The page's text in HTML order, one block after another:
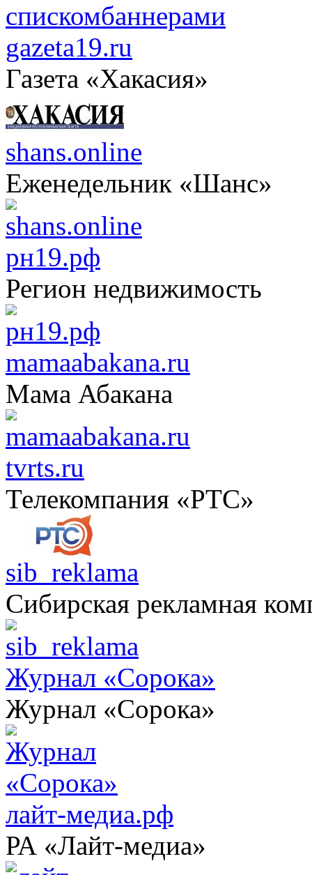
спискомбаннерами
gazeta19.ru
Газета «Хакасия»
shans.online
Еженедельник «Шанс»
рн19.рф
Регион недвижимость
mamaabakana.ru
Мама Абакана
tvrts.ru
Телекомпания «РТС»
sib_reklama
Сибирская рекламная
Журнал «Сорока»
Журнал «Сорока»
лайт-медиа.рф
РА «Лайт-медиа»